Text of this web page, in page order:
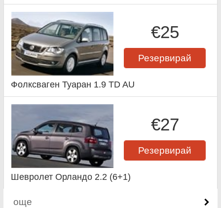
€25
Резервирай
Фолксваген Туаран 1.9 TD AU
€27
Резервирай
Шевролет Орландо 2.2 (6+1)
още